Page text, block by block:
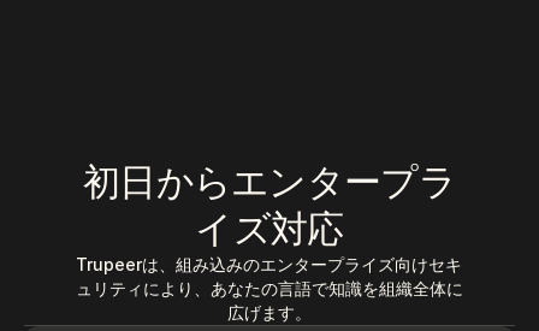
初日からエンタープラ
イズ対応
Trupeerは、組み込みのエンタープライズ向けセキ
ュリティにより、あなたの言語で知識を組織全体に
広げます。
よくある質問
Announcement
変更管理
セールスイネーブルメント